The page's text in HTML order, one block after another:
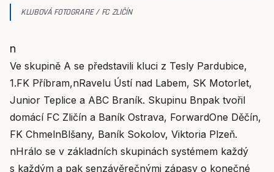
KLUBOVÁ FOTOGRAFIE / FC ZLIČÍN
n
Ve skupině A se představili kluci z Tesly Pardubice,
1.FK Příbram,nRavelu Ústí nad Labem, SK Motorlet,
Junior Teplice a ABC Braník. Skupinu Bnpak tvořil
domácí FC Zličín a Baník Ostrava, ForwardOne Děčín,
FK ChmelnBlšany, Baník Sokolov, Viktoria Plzeň.
nHrálo se v základních skupinách systémem každý
s každým a pak senzávěrečnými zápasy o konečné